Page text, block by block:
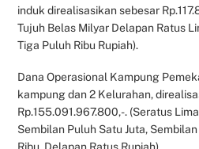
induk direalisasikan sebesar
Tujuh Belas Milyar Delapan Ratus
Tiga Puluh Ribu Rupiah).
Dana Operasional Kampung
kampung dan 2 Kelurahan,
Rp.155.091.967.800,-. (Seratus
Sembilan Puluh Satu Juta,